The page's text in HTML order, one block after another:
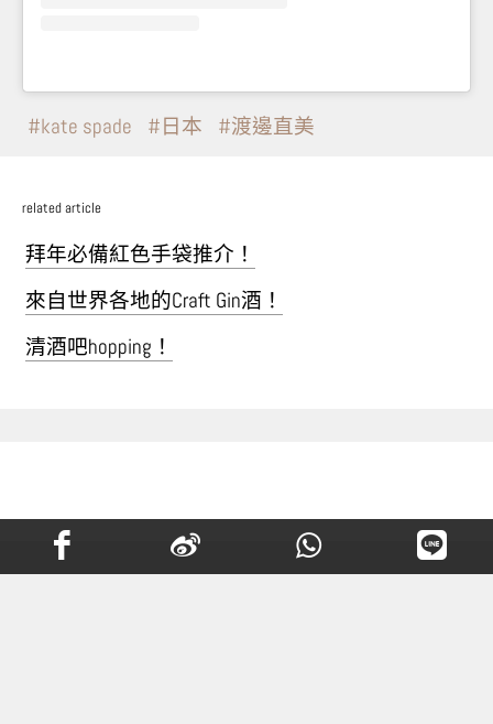
kate spade 日本 渡邊直美
related article
拜年必備紅色手袋推介！
來自世界各地的Craft Gin酒！
清酒吧hopping！